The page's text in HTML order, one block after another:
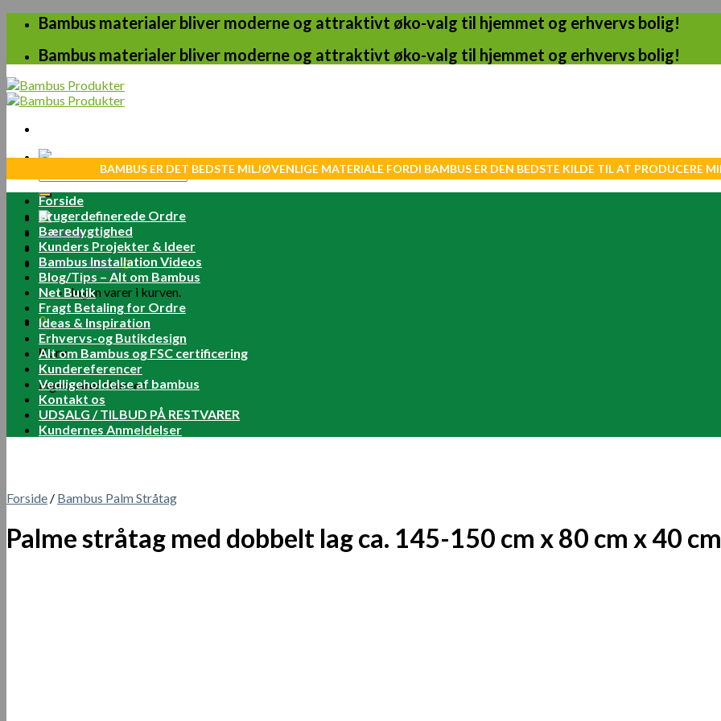
Skip
content
Bambus materialer bliver moderne og attraktivt øko-valg til hjemmet og erhvervs bolig!
Bambus materialer bliver moderne og attraktivt øko-valg til hjemmet og erhvervs bolig!
efter:
Log ind
Kurv /0.00kr.0
Ingen varer i kurven.
0
Kurv
Ingen varer i kurven.
BAMBUS ER DET BEDSTE MILJØVENLIGE MATERIALE FORDI BAMBUS ER DEN BEDSTE KILDE TIL AT
Forside
Brugerdefinerede Ordre
Bæredygtighed
Kunders Projekter & Ideer
Bambus Installation Videos
Blog/Tips – Alt om Bambus
Net Butik
Fragt Betaling for Ordre
Ideas & Inspiration
Erhvervs-og Butikdesign
Alt om Bambus og FSC certificering
Kundereferencer
Vedligeholdelse af bambus
Kontakt os
UDSALG / TILBUD PÅ RESTVARER
Kundernes Anmeldelser
Forside / Bambus Palm Stråtag
Palme stråtag med dobbelt lag ca. 145-150 cm x 80 cm x 40 cm